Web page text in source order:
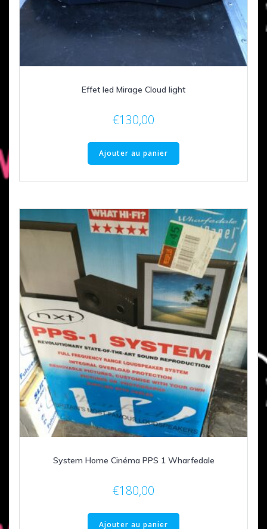
Effet led Mirage Cloud light
€130,00
Ajouter au panier
System Home Cinéma PPS 1 Wharfedale
€180,00
Ajouter au panier